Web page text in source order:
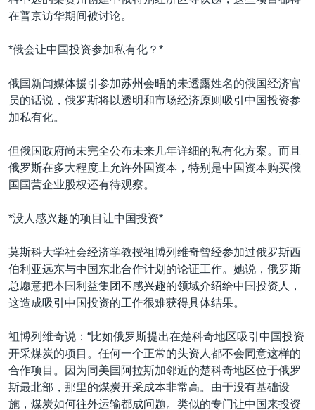
在普京访华期间被讨论。
*俄会让中国投资参加私有化？*
俄国新闻媒体援引参加苏州会晤的未透露姓名的俄国经济官
员的话说，俄罗斯将以透明和市场经济原则吸引中国投资参
加私有化。
但俄国政府尚未完全公布未来几年详细的私有化方案。而且
俄罗斯在多大程度上允许外国资本，特别是中国资本购买俄
国国营企业股权还有待观察。
*没人感兴趣的项目让中国投资*
莫斯科大学社会经济学教授祖博列维奇曾经参加过俄罗斯西
伯利亚远东与中国东北合作计划的论证工作。她说，俄罗斯
总愿意把本国利益集团不感兴趣的领域介绍给中国投资人，
这造成吸引中国投资的工作很难获得具体结果。
祖博列维奇说：“比如俄罗斯提出在楚科奇地区吸引中国投资
开采煤炭的项目。任何一个正常的头资人都不会同意这样的
合作项目。因为同美国阿拉斯加邻近的楚科奇地区位于俄罗
斯最北部，那里的煤炭开采成本非常高。由于没有基础设
施，煤炭如何往外运输都成问题。类似的专门让中国来投资